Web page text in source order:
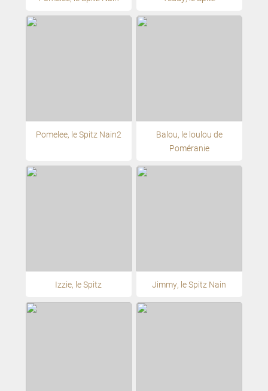
Pomelee, le Spitz Nain2
Balou, le loulou de
Poméranie
Izzie, le Spitz Jimmy, le Spitz Nain